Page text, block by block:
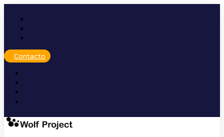
contenido
Contacto